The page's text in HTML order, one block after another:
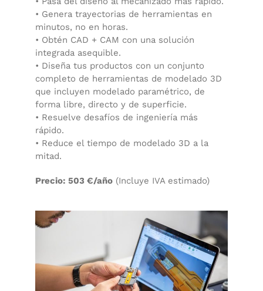
• Genera trayectorias de herramientas en
minutos, no en horas.
• Obtén CAD + CAM con una solución
integrada asequible.
• Diseña tus productos con un conjunto
completo de herramientas de modelado 3D
que incluyen modelado paramétrico, de
forma libre, directo y de superficie.
• Resuelve desafíos de ingeniería más
rápido.
• Reduce el tiempo de modelado 3D a la
mitad.
Precio: 503 €/año (Incluye IVA estimado)